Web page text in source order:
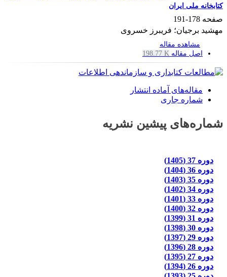
کتابخانه ملی ایران
صفحه 178-191
مهشید برجیان؛ فریبرز خسروی
مشاهده مقاله
اصل مقاله 198.77 K
مقاله‌های آماده انتشار
شماره جاری
شماره‌های پیشین نشریه
دوره 37 (1405)
دوره 36 (1404)
دوره 35 (1403)
دوره 34 (1402)
دوره 33 (1401)
دوره 32 (1400)
دوره 31 (1399)
دوره 30 (1398)
دوره 29 (1397)
دوره 28 (1396)
دوره 27 (1395)
دوره 26 (1394)